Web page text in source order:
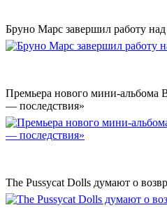
Бруно Марс завершил работу
Премьера нового мини-
— последствия»
The Pussycat Dolls думают о